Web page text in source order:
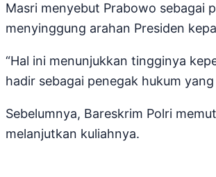
Masri menyebut Prabowo sebagai
menyinggung arahan Presiden
“Hal ini menunjukkan tingginya
hadir sebagai penegak hukum
Sebelumnya, Bareskrim Polri
melanjutkan kuliahnya.